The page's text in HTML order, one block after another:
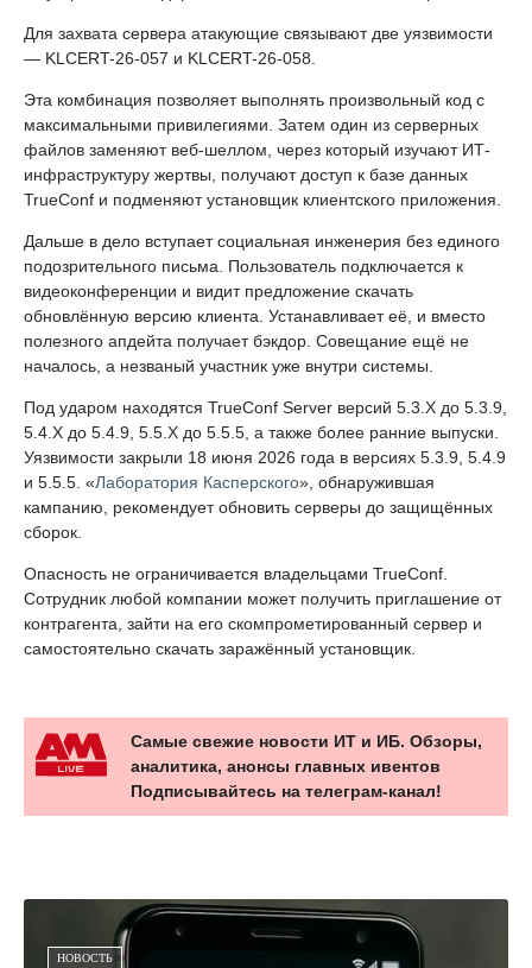
Для захвата сервера атакующие связывают две уязвимости
— KLCERT-26-057 и KLCERT-26-058.
Эта комбинация позволяет выполнять произвольный код с
максимальными привилегиями. Затем один из серверных
файлов заменяют веб-шеллом, через который изучают ИТ-
инфраструктуру жертвы, получают доступ к базе данных
TrueConf и подменяют установщик клиентского приложения.
Дальше в дело вступает социальная инженерия без единого
подозрительного письма. Пользователь подключается к
видеоконференции и видит предложение скачать
обновлённую версию клиента. Устанавливает её, и вместо
полезного апдейта получает бэкдор. Совещание ещё не
началось, а незваный участник уже внутри системы.
Под ударом находятся TrueConf Server версий 5.3.X до 5.3.9,
5.4.X до 5.4.9, 5.5.X до 5.5.5, а также более ранние выпуски.
Уязвимости закрыли 18 июня 2026 года в версиях 5.3.9, 5.4.9
и 5.5.5. «Лаборатория Касперского», обнаружившая
кампанию, рекомендует обновить серверы до защищённых
сборок.
Опасность не ограничивается владельцами TrueConf.
Сотрудник любой компании может получить приглашение от
контрагента, зайти на его скомпрометированный сервер и
самостоятельно скачать заражённый установщик.
Самые свежие новости ИТ и ИБ. Обзоры,
аналитика, анонсы главных ивентов
Подписывайтесь на телеграм-канал!
НОВОСТЬ